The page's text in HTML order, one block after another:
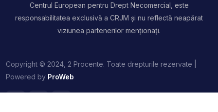
Centrul European pentru Drept Necomercial, este
responsabilitatea exclusivă a CRJM și nu reflectă neapărat
viziunea partenerilor menționați.
Copyright © 2024, 2 Procente. Toate drepturile rezervate |
Powered by ProWeb